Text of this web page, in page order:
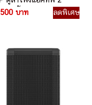
15 นิ้ว มีบลทูธ
บาท ลดพิเศษ